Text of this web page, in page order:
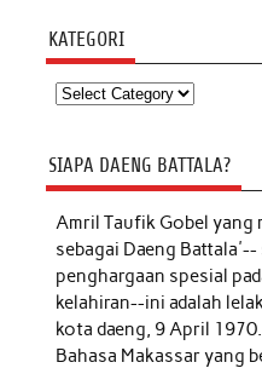
KATEGORI
Kategori
SIAPA DAENG BATTALA?
Amril Taufik Gobel yang
sebagai Daeng
penghargaan spesial
kelahiran--ini adalah
kota daeng, 9 April
Bahasa Makassar yang